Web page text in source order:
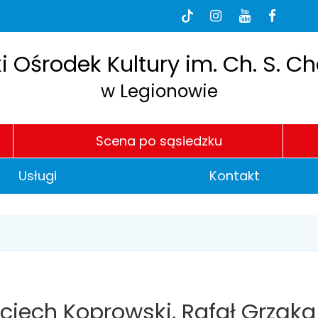
Tik-
Instagram
Youtube
Ośrodek Kultury im. Ch. S.
w Legionowie
Scena po sąsiedzku
Usługi Kontakt